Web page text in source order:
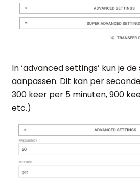
In ‘advanced settings’ kun je
aanpassen. Dit kan per
300 keer per 5 minuten, 900
etc.)